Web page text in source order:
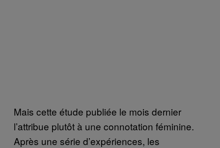
Mais cette étude publiée le mois dernier
l’attribue plutôt à une connotation féminine.
Après une série d’expériences, les